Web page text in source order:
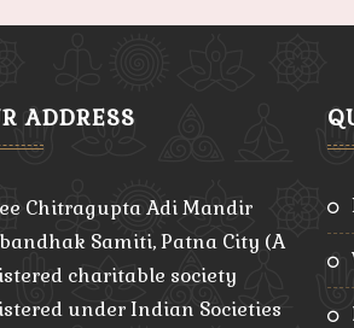
ADDRESS
Chitragupta Adi Mandir
Samiti, Patna City (A
charitable society
under Indian Societies